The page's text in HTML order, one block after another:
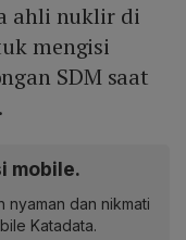
ahli nuklir di
mengisi
SDM saat
mobile.
nyaman dan nikmati
Katadata.